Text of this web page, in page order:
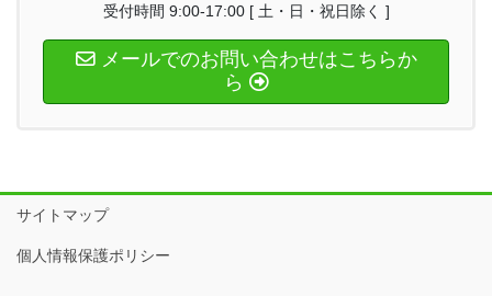
受付時間 9:00-17:00 [ 土・日・祝日除く ]
メールでのお問い合わせはこちらか
ら
サイトマップ
個人情報保護ポリシー